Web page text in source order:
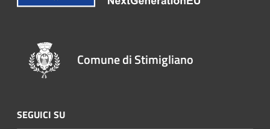
Comune di Stimigliano
SEGUICI SU